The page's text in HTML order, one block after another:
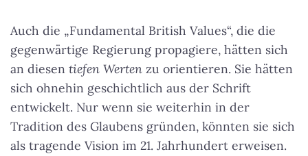
Auch die „Fundamental British Values“, die die
gegenwärtige Regierung propagiere, hätten sich
an diesen tiefen Werten zu orientieren. Sie hätten
sich ohnehin geschichtlich aus der Schrift
entwickelt. Nur wenn sie weiterhin in der
Tradition des Glaubens gründen, könnten sie sich
als tragende Vision im 21. Jahrhundert erweisen.